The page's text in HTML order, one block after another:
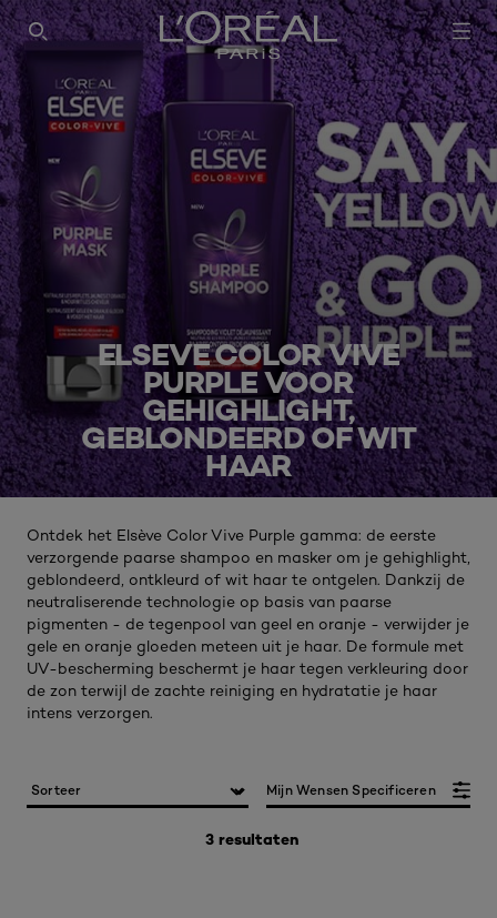
SEARCH THIS SITE
ELSEVE COLOR VIVE
PURPLE VOOR
GEHIGHLIGHT,
GEBLONDEERD OF WIT
HAAR
Ontdek het Elsève Color Vive Purple gamma: de eerste
verzorgende paarse shampoo en masker om je gehighlight,
geblondeerd, ontkleurd of wit haar te ontgelen. Dankzij de
neutraliserende technologie op basis van paarse
pigmenten - de tegenpool van geel en oranje - verwijder je
gele en oranje gloeden meteen uit je haar. De formule met
UV-bescherming beschermt je haar tegen verkleuring door
de zon terwijl de zachte reiniging en hydratatie je haar
intens verzorgen.
3 resultaten
Mijn Wensen Specificeren